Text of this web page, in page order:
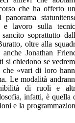
che ha offerto
e lavoro sulla
soprattutto
oltre alla
Jonathan
si chiedono se
che «vari di loro
Le modalità
di ruoli e
infatti, è quella
e la